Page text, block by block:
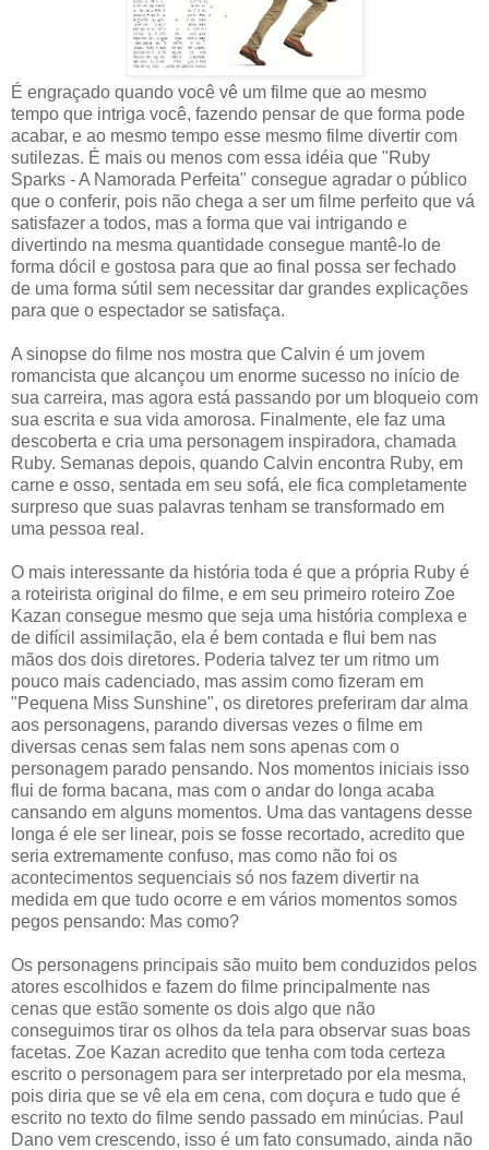
É engraçado quando você vê um filme que ao mesmo
tempo que intriga você, fazendo pensar de que forma pode
acabar, e ao mesmo tempo esse mesmo filme divertir com
sutilezas. É mais ou menos com essa idéia que "Ruby
Sparks - A Namorada Perfeita" consegue agradar o público
que o conferir, pois não chega a ser um filme perfeito que vá
satisfazer a todos, mas a forma que vai intrigando e
divertindo na mesma quantidade consegue mantê-lo de
forma dócil e gostosa para que ao final possa ser fechado
de uma forma sútil sem necessitar dar grandes explicações
para que o espectador se satisfaça.
A sinopse do filme nos mostra que Calvin é um jovem
romancista que alcançou um enorme sucesso no início de
sua carreira, mas agora está passando por um bloqueio com
sua escrita e sua vida amorosa. Finalmente, ele faz uma
descoberta e cria uma personagem inspiradora, chamada
Ruby. Semanas depois, quando Calvin encontra Ruby, em
carne e osso, sentada em seu sofá, ele fica completamente
surpreso que suas palavras tenham se transformado em
uma pessoa real.
O mais interessante da história toda é que a própria Ruby é
a roteirista original do filme, e em seu primeiro roteiro Zoe
Kazan consegue mesmo que seja uma história complexa e
de difícil assimilação, ela é bem contada e flui bem nas
mãos dos dois diretores. Poderia talvez ter um ritmo um
pouco mais cadenciado, mas assim como fizeram em
"Pequena Miss Sunshine", os diretores preferiram dar alma
aos personagens, parando diversas vezes o filme em
diversas cenas sem falas nem sons apenas com o
personagem parado pensando. Nos momentos iniciais isso
flui de forma bacana, mas com o andar do longa acaba
cansando em alguns momentos. Uma das vantagens desse
longa é ele ser linear, pois se fosse recortado, acredito que
seria extremamente confuso, mas como não foi os
acontecimentos sequenciais só nos fazem divertir na
medida em que tudo ocorre e em vários momentos somos
pegos pensando: Mas como?
Os personagens principais são muito bem conduzidos pelos
atores escolhidos e fazem do filme principalmente nas
cenas que estão somente os dois algo que não
conseguimos tirar os olhos da tela para observar suas boas
facetas. Zoe Kazan acredito que tenha com toda certeza
escrito o personagem para ser interpretado por ela mesma,
pois diria que se vê ela em cena, com doçura e tudo que é
escrito no texto do filme sendo passado em minúcias. Paul
Dano vem crescendo, isso é um fato consumado, ainda não